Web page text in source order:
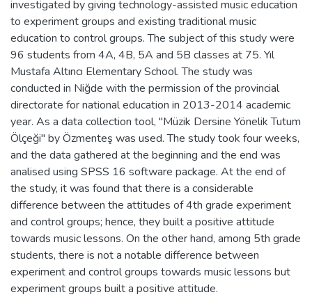
investigated by giving technology-assisted music education
to experiment groups and existing traditional music
education to control groups. The subject of this study were
96 students from 4A, 4B, 5A and 5B classes at 75. Yıl
Mustafa Altıncı Elementary School. The study was
conducted in Niğde with the permission of the provincial
directorate for national education in 2013-2014 academic
year. As a data collection tool, "Müzik Dersine Yönelik Tutum
Ölçeği" by Özmenteş was used. The study took four weeks,
and the data gathered at the beginning and the end was
analised using SPSS 16 software package. At the end of
the study, it was found that there is a considerable
difference between the attitudes of 4th grade experiment
and control groups; hence, they built a positive attitude
towards music lessons. On the other hand, among 5th grade
students, there is not a notable difference between
experiment and control groups towards music lessons but
experiment groups built a positive attitude.